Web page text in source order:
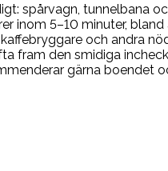
spårvagn, tunnelbana
inom 5–10 minuter,
och andra
den smidiga
gärna boendet